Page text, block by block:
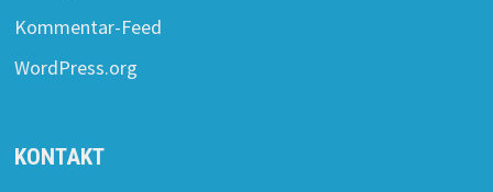
Kommentar-Feed
WordPress.org
KONTAKT